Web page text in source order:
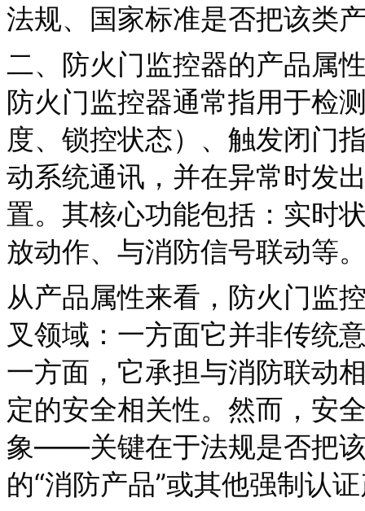
法规、国家标准是否把该类
二、防火门监控器的产品属
防火门监控器通常指用于检
度、锁控状态）、触发闭门
动系统通讯，并在异常时发
置。其核心功能包括：实时
放动作、与消防信号联动等
从产品属性来看，防火门监
叉领域：一方面它并非传统
一方面，它承担与消防联动
定的安全相关性。然而，安
象——关键在于法规是否把
的“消防产品”或其他强制认